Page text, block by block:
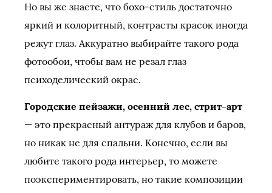
Но вы же знаете, что бохо-стиль достаточно
яркий и колоритный, контрасты красок иногда
режут глаз. Аккуратно выбирайте такого рода
фотообои, чтобы вам не резал глаз
психоделический окрас.
Городские пейзажи, осенний лес, стрит-арт
— это прекрасный антураж для клубов и баров,
но никак не для спальни. Конечно, если вы
любите такого рода интерьер, то можете
поэкспериментировать, но такие композиции